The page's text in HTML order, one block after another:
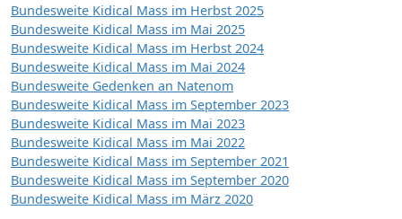
Bundesweite Kidical Mass im Herbst 2025
Bundesweite Kidical Mass im Mai 2025
Bundesweite Kidical Mass im Herbst 2024
Bundesweite Kidical Mass im Mai 2024
Bundesweite Gedenken an Natenom
Bundesweite Kidical Mass im September 2023
Bundesweite Kidical Mass im Mai 2023
Bundesweite Kidical Mass im Mai 2022
Bundesweite Kidical Mass im September 2021
Bundesweite Kidical Mass im September 2020
Bundesweite Kidical Mass im März 2020